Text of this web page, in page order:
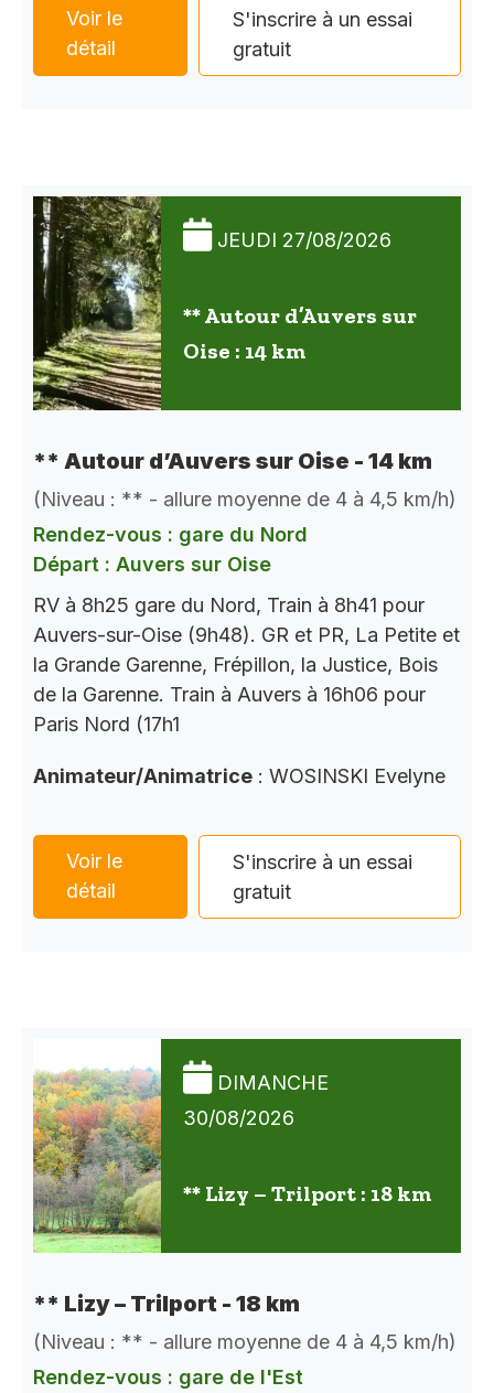
Voir le
détail
S'inscrire à un essai
gratuit
JEUDI 27/08/2026
** Autour d’Auvers sur
Oise : 14 km
** Autour d’Auvers sur Oise - 14 km
(Niveau : ** - allure moyenne de 4 à 4,5 km/h)
Rendez-vous : gare du Nord
Départ : Auvers sur Oise
RV à 8h25 gare du Nord, Train à 8h41 pour
Auvers-sur-Oise (9h48). GR et PR, La Petite et
la Grande Garenne, Frépillon, la Justice, Bois
de la Garenne. Train à Auvers à 16h06 pour
Paris Nord (17h1
Animateur/Animatrice : WOSINSKI Evelyne
Voir le
détail
S'inscrire à un essai
gratuit
DIMANCHE
30/08/2026
** Lizy – Trilport : 18 km
** Lizy – Trilport - 18 km
(Niveau : ** - allure moyenne de 4 à 4,5 km/h)
Rendez-vous : gare de l'Est